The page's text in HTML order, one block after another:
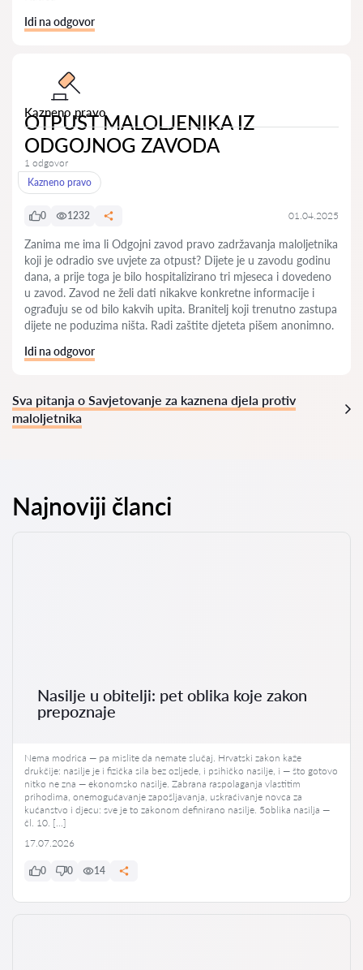
Idi na odgovor
Kazneno pravo
OTPUST MALOLJENIKA IZ
ODGOJNOG ZAVODA
1 odgovor
Kazneno pravo
0 1232 01.04.2025
Zanima me ima li Odgojni zavod pravo zadržavanja maloljetnika
koji je odradio sve uvjete za otpust? Dijete je u zavodu godinu
dana, a prije toga je bilo hospitalizirano tri mjeseca i dovedeno
u zavod. Zavod ne želi dati nikakve konkretne informacije i
ograđuju se od bilo kakvih upita. Branitelj koji trenutno zastupa
dijete ne poduzima ništa. Radi zaštite djeteta pišem anonimno.
Idi na odgovor
Sva pitanja o Savjetovanje za kaznena djela protiv
maloljetnika
Najnoviji članci
Nasilje u obitelji: pet oblika koje zakon
prepoznaje
Nema modrica — pa mislite da nemate slučaj. Hrvatski zakon kaže
drukčije: nasilje je i fizička sila bez ozljede, i psihičko nasilje, i — što gotovo
nitko ne zna — ekonomsko nasilje. Zabrana raspolaganja vlastitim
prihodima, onemogućavanje zapošljavanja, uskraćivanje novca za
kućanstvo i djecu: sve je to zakonom definirano nasilje. 5oblika nasilja —
čl. 10. […]
17.07.2026
0 0 14